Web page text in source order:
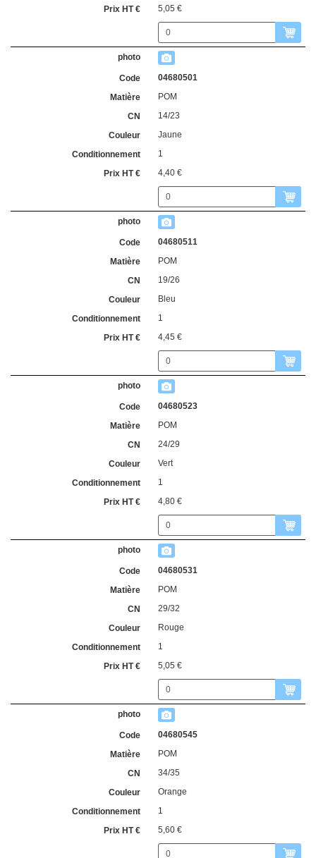
5,05 €
04680501
POM
14/23
Jaune
1
4,40 €
04680511
POM
19/26
Bleu
1
4,45 €
04680523
POM
24/29
Vert
1
4,80 €
04680531
POM
29/32
Rouge
1
5,05 €
04680545
POM
34/35
Orange
1
5,60 €